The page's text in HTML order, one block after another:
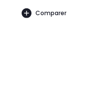
Comparer